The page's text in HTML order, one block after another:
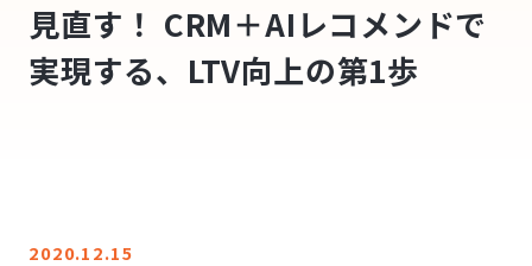
役員紹介
見直す！ CRM＋AIレコメンドで
実現する、LTV向上の第1歩
2020.12.15